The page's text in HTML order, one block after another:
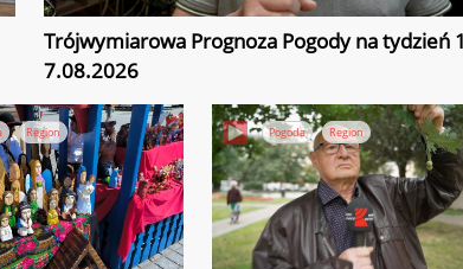
Trójwymiarowa Prognoza Pogody na tydzień
7.08.2026
Region Pogoda Region